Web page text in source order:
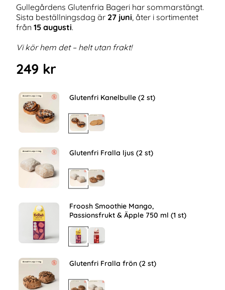
Gullegårdens Glutenfria Bageri har sommarstängt.
Sista beställningsdag är 27 juni , åter i sortimentet
från 15 augusti.
Vi kör hem det – helt utan frakt!
249 kr
Glutenfri Kanelbulle (2 st)
Glutenfri Fralla ljus (2 st)
Froosh Smoothie Mango,
Passionsfrukt & Äpple 750 ml (1 st)
Glutenfri Fralla frön (2 st)